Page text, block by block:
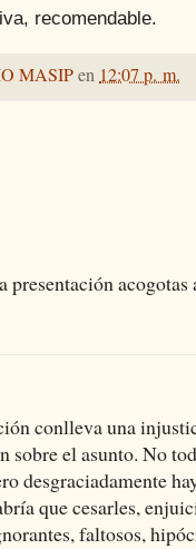
recomendable.
MASIPen 12:07 p. m.
presentación
conlleva una
sobre el asunto. No
desgraciadamente
que cesarles,
faltosos,